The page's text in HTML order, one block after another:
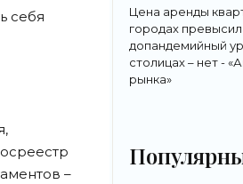
себя
–
Цена аренды
городах
допандемийный
столицах – нет -
рынка»